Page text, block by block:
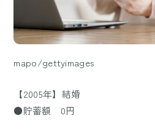
mapo/gettyimages
【2005年】結婚
●貯蓄額 0円